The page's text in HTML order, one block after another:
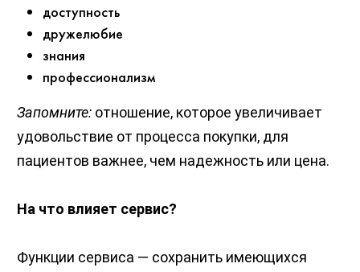
доступность
дружелюбие
знания
профессионализм
Запомните: отношение, которое увеличивает
удовольствие от процесса покупки, для
пациентов важнее, чем надежность или цена.
На что влияет сервис?
Функции сервиса — сохранить имеющихся